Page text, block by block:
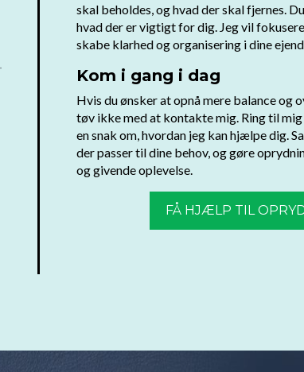
skal beholdes, og hvad der skal fjernes.
hvad der er vigtigt for dig. Jeg vil
skabe klarhed og organisering i dine
Kom i gang i dag
Hvis du ønsker at opnå mere balance og
tøv ikke med at kontakte mig. Ring til mig
en snak om, hvordan jeg kan hjælpe dig.
der passer til dine behov, og gøre
og givende oplevelse.
FÅ HJÆLP TIL